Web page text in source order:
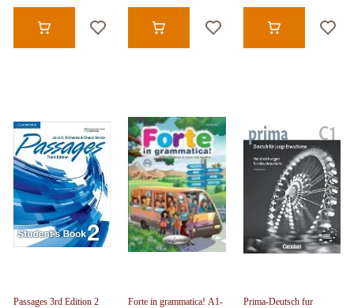
Passages 3rd Edition 2
Forte in grammatica! A1-
Prima-Deutsch fur